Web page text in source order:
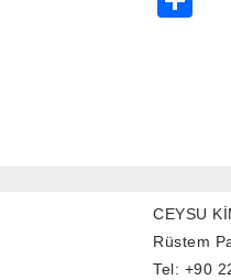
CEYSU
Rüstem
Tel: +90